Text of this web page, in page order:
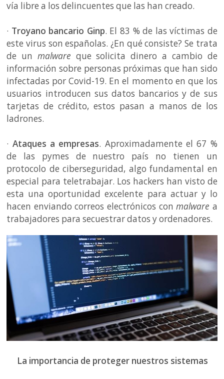
vía libre a los delincuentes que las han creado.
· Troyano bancario Ginp. El 83 % de las víctimas de
este virus son españolas. ¿En qué consiste? Se trata
de un malware que solicita dinero a cambio de
información sobre personas próximas que han sido
infectadas por Covid-19. En el momento en que los
usuarios introducen sus datos bancarios y de sus
tarjetas de crédito, estos pasan a manos de los
ladrones.
· Ataques a empresas. Aproximadamente el 67 %
de las pymes de nuestro país no tienen un
protocolo de ciberseguridad, algo fundamental en
especial para teletrabajar. Los hackers han visto de
esta una oportunidad excelente para actuar y lo
hacen enviando correos electrónicos conmalware a
trabajadores para secuestrar datos y ordenadores.
La importancia de proteger nuestros sistemas